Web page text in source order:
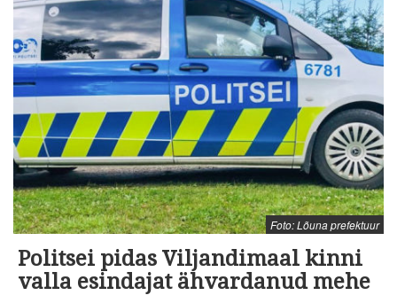
Foto: Lõuna prefektuur
Politsei pidas Viljandimaal kinni
valla esindajat ähvardanud mehe